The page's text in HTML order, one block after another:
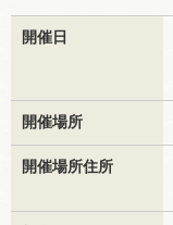
開催日
開催場所
開催場所住所